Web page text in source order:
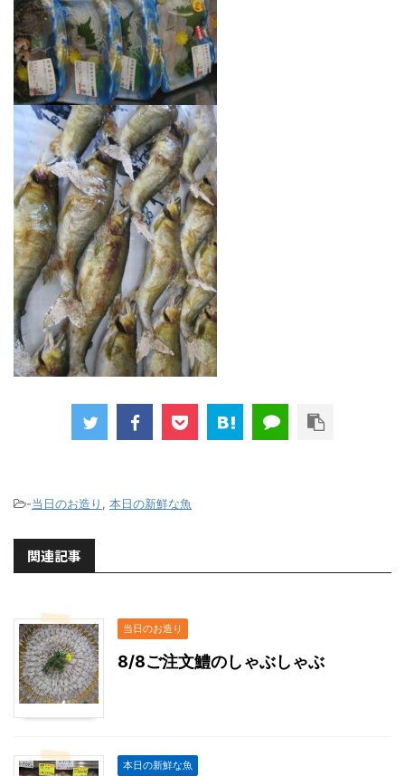
-当日のお造り , 本日の新鮮な魚
関連記事
当日のお造り
8/8ご注文鱧のしゃぶしゃぶ
本日の新鮮な魚